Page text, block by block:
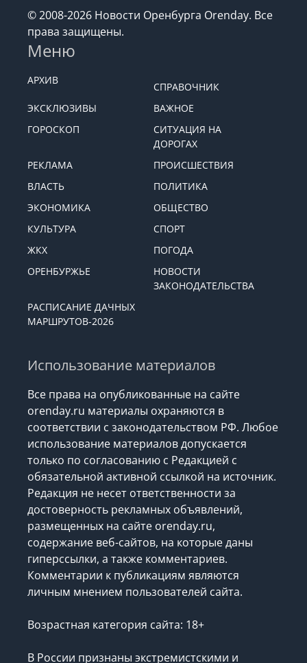
© 2008-2026 Новости Оренбурга Orenday. Все
права защищены.
Меню
АРХИВ
СПРАВОЧНИК
ЭКСКЛЮЗИВЫ
ВАЖНОЕ
ГОРОСКОП
СИТУАЦИЯ НА
ДОРОГАХ
РЕКЛАМА
ПРОИСШЕСТВИЯ
ВЛАСТЬ
ПОЛИТИКА
ЭКОНОМИКА
ОБЩЕСТВО
КУЛЬТУРА
СПОРТ
ЖКХ
ПОГОДА
ОРЕНБУРЖЬЕ
НОВОСТИ
ЗАКОНОДАТЕЛЬСТВА
РАСПИСАНИЕ ДАЧНЫХ
МАРШРУТОВ-2026
Использование материалов
Все права на опубликованные на сайте
orenday.ru материалы охраняются в
соответствии с законодательством РФ. Любое
использование материалов допускается
только по согласованию с Редакцией с
обязательной активной ссылкой на источник.
Редакция не несет ответственности за
достоверность рекламных объявлений,
размещенных на сайте orenday.ru,
содержание веб-сайтов, на которые даны
гиперссылки, а также комментариев.
Комментарии к публикациям являются
личным мнением пользователей сайта.
Возрастная категория сайта: 18+
В России признаны экстремистскими и